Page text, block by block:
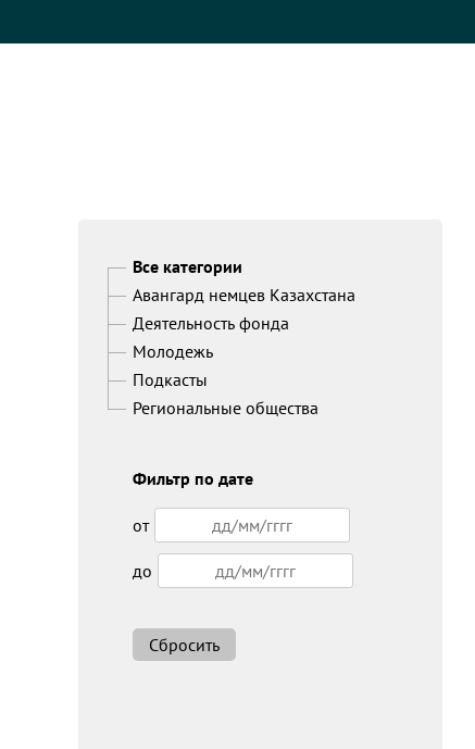
Все категории
Авангард немцев Казахстана
Деятельность фонда
Молодежь
Подкасты
Региональные общества
Фильтр по дате
от
до
Сбросить